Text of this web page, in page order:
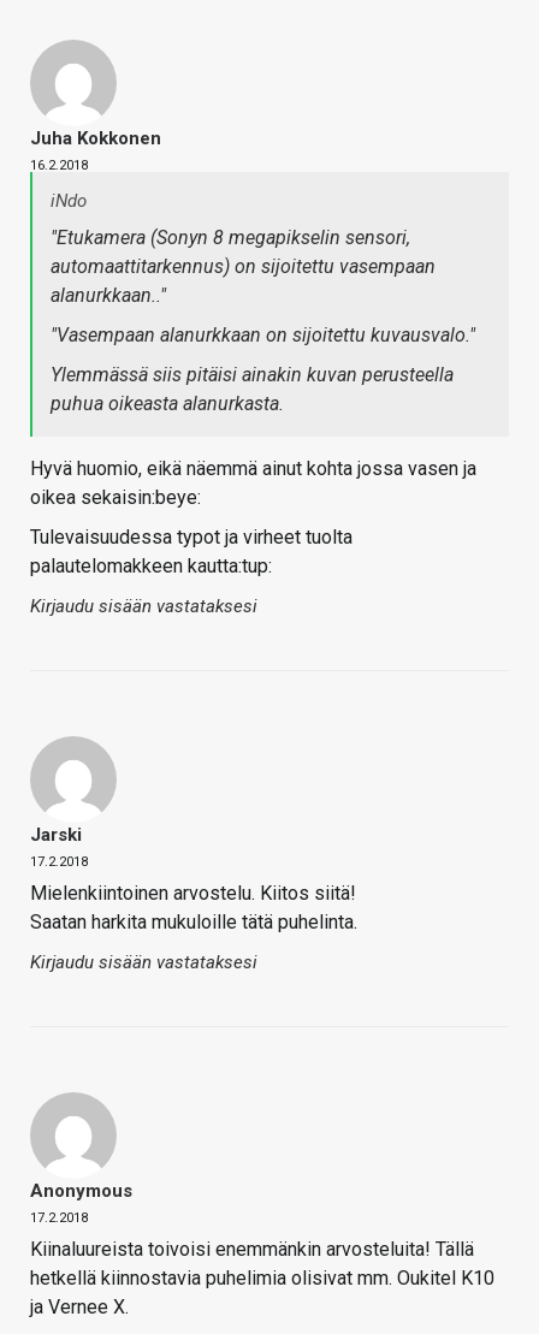
Juha Kokkonen
16.2.2018
iNdo
"Etukamera (Sonyn 8 megapikselin sensori,
automaattitarkennus) on sijoitettu vasempaan
alanurkkaan.."
"Vasempaan alanurkkaan on sijoitettu kuvausvalo."
Ylemmässä siis pitäisi ainakin kuvan perusteella
puhua oikeasta alanurkasta.
Hyvä huomio, eikä näemmä ainut kohta jossa vasen ja
oikea sekaisin:beye:
Tulevaisuudessa typot ja virheet tuolta
palautelomakkeen kautta:tup:
Kirjaudu sisään vastataksesi
Jarski
17.2.2018
Mielenkiintoinen arvostelu. Kiitos siitä!
Saatan harkita mukuloille tätä puhelinta.
Kirjaudu sisään vastataksesi
Anonymous
17.2.2018
Kiinaluureista toivoisi enemmänkin arvosteluita! Tällä
hetkellä kiinnostavia puhelimia olisivat mm. Oukitel K10
ja Vernee X.